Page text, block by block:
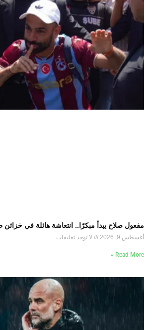
مفعول صلاح يبدأ مبكرًا.. انتعاشة هائلة في خزائن
أغسطس 9, 2026 لا توجد تعليقات
Read More »